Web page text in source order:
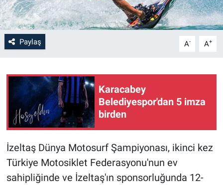
Paylaş A- A+
Karacabey
Belediyespor'dan 5 imza
birden
İzeltaş Dünya Motosurf Şampiyonası, ikinci kez
Türkiye Motosiklet Federasyonu'nun ev
sahipliğinde ve İzeltaş'ın sponsorluğunda 12-